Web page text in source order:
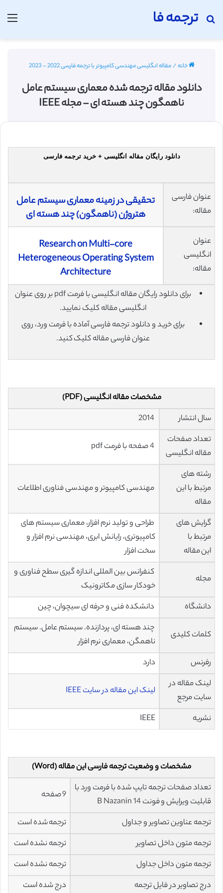
ترجمه فا
جستجو برای
خانه/مقاله انگلیسی مهندسی کامپیوتر با ترجمه فارسی 2022 - 2023
دانلود مقاله ترجمه شده معماری سیستم عامل
ناهمگون چند هسته ای – مجله IEEE
دانلود رایگان مقاله انگلیسی + خرید ترجمه فارسی
عنوان فارسی
مقاله:
تحقیقی در زمینه معماری سیستم عامل
هتروژن (ناهمگون) چند هسته ای
عنوان
انگلیسی
مقاله:
Research on Multi-core
Heterogeneous Operating System
Architecture
برای دانلود رایگان مقاله انگلیسی با فرمت pdf بر روی عنوان
انگلیسی مقاله کلیک نمایید.
برای خرید و دانلود ترجمه فارسی آماده با فرمت ورد، روی
عنوان فارسی مقاله کلیک کنید.
مشخصات مقاله انگلیسی (PDF)
سال انتشار
تعداد صفحات
مقاله انگلیسی
رشته های
مرتبط با این
مقاله
مهندسی کامپیوتر و مهندسی فناوری اطلاعات
گرایش های
مرتبط با
این مقاله
طراحی و تولید نرم افزار، معماری سیستم های
کامپیوتری، رایانش ابری، مهندسی نرم افزار و
سخت افزار
مجله
کنفرانس بین المللی اندازه گیری سطح فناوری و
خودکار سازی مکاترونیک
دانشگاه
دانشکده فنی و حرفه ای سیچوان، چین
کلمات کلیدی
چند هسته ای، پردازنده. سیستم عامل. سیستم
ناهمگن، معماری نرم افزار
رفرنس
دارد
لینک مقاله در
سایت مرجع
لینک این مقاله در سایت IEEE
نشریه IEEE
مشخصات و وضعیت ترجمه فارسی این مقاله (Word)
تعداد صفحات ترجمه تایپ شده با فرمت ورد با
قابلیت ویرایش و فونت 14 B Nazanin
9 صفحه
ترجمه عناوین تصاویر و جداول
ترجمه شده است
ترجمه متون داخل تصاویر
ترجمه نشده است
ترجمه متون داخل جداول
ترجمه نشده است
درج تصاویر در فایل ترجمه
درج شده است